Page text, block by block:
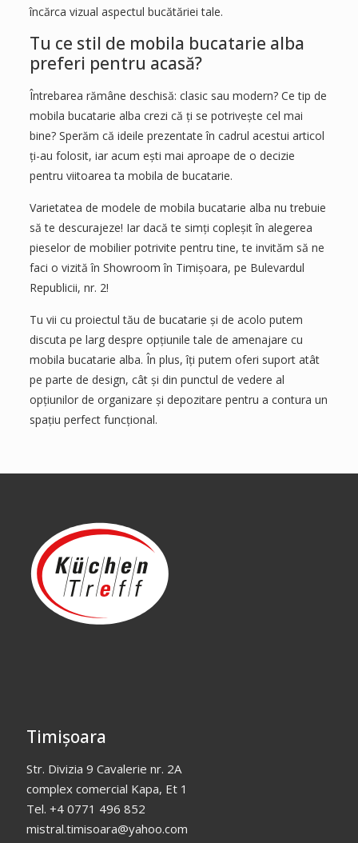
încărca vizual aspectul bucătăriei tale.
Tu ce stil de mobila bucatarie alba
preferi pentru acasă?
Întrebarea rămâne deschisă: clasic sau modern? Ce tip de
mobila bucatarie alba crezi că ți se potrivește cel mai
bine? Sperăm că ideile prezentate în cadrul acestui articol
ți-au folosit, iar acum ești mai aproape de o decizie
pentru viitoarea ta mobila de bucatarie.
Varietatea de modele de mobila bucatarie alba nu trebuie
să te descurajeze! Iar dacă te simți copleșit în alegerea
pieselor de mobilier potrivite pentru tine, te invităm să ne
faci o vizită în Showroom în Timișoara, pe Bulevardul
Republicii, nr. 2!
Tu vii cu proiectul tău de bucatarie și de acolo putem
discuta pe larg despre opțiunile tale de amenajare cu
mobila bucatarie alba. În plus, îți putem oferi suport atât
pe parte de design, cât și din punctul de vedere al
opțiunilor de organizare și depozitare pentru a contura un
spațiu perfect funcțional.
Timișoara
Str. Divizia 9 Cavalerie nr. 2A
complex comercial Kapa, Et 1
Tel. +4 0771 496 852
mistral.timisoara@yahoo.com